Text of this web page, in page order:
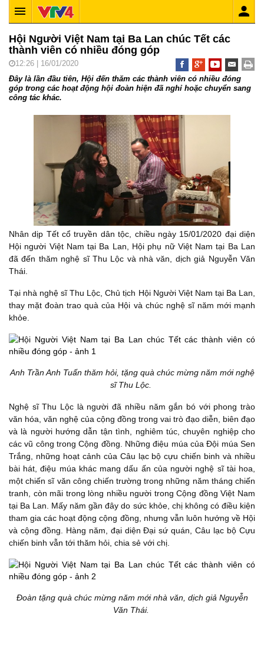
Hội Người Việt Nam tại Ba Lan chúc Tết các
thành viên có nhiều đóng góp
12:26 | 16/01/2020
Đây là lần đầu tiên, Hội đến thăm các thành viên có nhiều đóng
góp trong các hoạt động hội đoàn hiện đã nghỉ hoặc chuyển sang
công tác khác.
Nhân dịp Tết cổ truyền dân tộc, chiều ngày 15/01/2020 đại diện
Hội người Việt Nam tại Ba Lan, Hội phụ nữ Việt Nam tại Ba Lan
đã đến thăm nghệ sĩ Thu Lộc và nhà văn, dịch giả Nguyễn Văn
Thái.
Tại nhà nghệ sĩ Thu Lộc, Chủ tịch Hội Người Việt Nam tại Ba Lan,
thay mặt đoàn trao quà của Hội và chúc nghệ sĩ năm mới mạnh
khỏe.
Anh Trần Anh Tuấn thăm hỏi, tặng quà chúc mừng năm mới nghệ
sĩ Thu Lộc.
Nghệ sĩ Thu Lộc là người đã nhiều năm gắn bó với phong trào
văn hóa, văn nghệ của cộng đồng trong vai trò đạo diễn, biên đạo
và là người hướng dẫn tận tình, nghiêm túc, chuyên nghiệp cho
các vũ công trong Cộng đồng. Những điệu múa của Đội múa Sen
Trắng, những hoạt cảnh của Câu lạc bộ cựu chiến binh và nhiều
bài hát, điệu múa khác mang dấu ấn của người nghệ sĩ tài hoa,
một chiến sĩ văn công chiến trường trong những năm tháng chiến
tranh, còn mãi trong lòng nhiều người trong Cộng đồng Việt Nam
tại Ba Lan. Mấy năm gần đây do sức khỏe, chị không có điều kiện
tham gia các hoạt động cộng đồng, nhưng vẫn luôn hướng về Hội
và cộng đồng. Hàng năm, đại diện Đại sứ quán, Câu lạc bộ Cựu
chiến binh vẫn tới thăm hỏi, chia sẻ với chị.
Đoàn tặng quà chúc mừng năm mới nhà văn, dịch giả Nguyễn
Văn Thái.